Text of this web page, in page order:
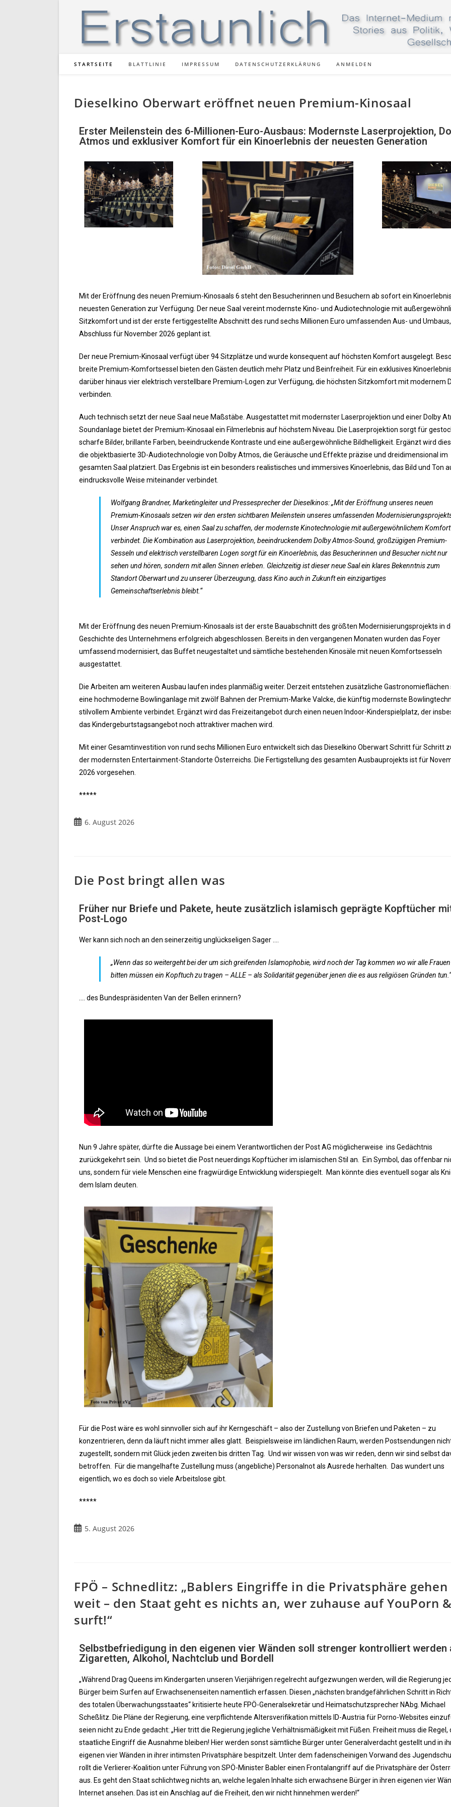
STARTSEITE BLATTLINIE IMPRESSUM DATENSCHUTZERKLÄRUNG ANMELDEN
Dieselkino Oberwart eröffnet neuen Premium-Kinosaal
Erster Meilenstein des 6-Millionen-Euro-Ausbaus: Modernste Laserprojektion,
Atmos und exklusiver Komfort für ein Kinoerlebnis der neuesten Generation
Mit der Eröffnung des neuen Premium-Kinosaals 6 steht den Besucherinnen und Besuchern ab sofort ein
neuesten Generation zur Verfügung. Der neue Saal vereint modernste Kino- und Audiotechnologie mit
Sitzkomfort und ist der erste fertiggestellte Abschnitt des rund sechs Millionen Euro umfassenden Aus- und
Abschluss für November 2026 geplant ist.
Der neue Premium-Kinosaal verfügt über 94 Sitzplätze und wurde konsequent auf höchsten Komfort ausgelegt.
breite Premium-Komfortsessel bieten den Gästen deutlich mehr Platz und Beinfreiheit. Für ein exklusives
darüber hinaus vier elektrisch verstellbare Premium-Logen zur Verfügung, die höchsten Sitzkomfort mit modernem
verbinden.
Auch technisch setzt der neue Saal neue Maßstäbe. Ausgestattet mit modernster Laserprojektion und einer Dolby
Soundanlage bietet der Premium-Kinosaal ein Filmerlebnis auf höchstem Niveau. Die Laserprojektion sorgt für
scharfe Bilder, brillante Farben, beeindruckende Kontraste und eine außergewöhnliche Bildhelligkeit. Ergänzt wird
die objektbasierte 3D-Audiotechnologie von Dolby Atmos, die Geräusche und Effekte präzise und dreidimensional im
gesamten Saal platziert. Das Ergebnis ist ein besonders realistisches und immersives Kinoerlebnis, das Bild und Ton
eindrucksvolle Weise miteinander verbindet.
Wolfgang Brandner, Marketingleiter und Pressesprecher der Dieselkinos: „Mit der Eröffnung unseres neuen
Premium-Kinosaals setzen wir den ersten sichtbaren Meilenstein unseres umfassenden
Unser Anspruch war es, einen Saal zu schaffen, der modernste Kinotechnologie mit außergewöhnlichem Komfort
verbindet. Die Kombination aus Laserprojektion, beeindruckendem Dolby Atmos-Sound, großzügigen Premium-
Sesseln und elektrisch verstellbaren Logen sorgt für ein Kinoerlebnis, das Besucherinnen und Besucher nicht nur
sehen und hören, sondern mit allen Sinnen erleben. Gleichzeitig ist dieser neue Saal ein klares Bekenntnis zum
Standort Oberwart und zu unserer Überzeugung, dass Kino auch in Zukunft ein einzigartiges
Gemeinschaftserlebnis bleibt.“
Mit der Eröffnung des neuen Premium-Kinosaals ist der erste Bauabschnitt des größten Modernisierungsprojekts in
Geschichte des Unternehmens erfolgreich abgeschlossen. Bereits in den vergangenen Monaten wurden das Foyer
umfassend modernisiert, das Buffet neugestaltet und sämtliche bestehenden Kinosäle mit neuen Komfortsesseln
ausgestattet.
Die Arbeiten am weiteren Ausbau laufen indes planmäßig weiter. Derzeit entstehen zusätzliche Gastronomieflächen
eine hochmoderne Bowlinganlage mit zwölf Bahnen der Premium-Marke Valcke, die künftig modernste
stilvollem Ambiente verbindet. Ergänzt wird das Freizeitangebot durch einen neuen Indoor-Kinderspielplatz, der
das Kindergeburtstagsangebot noch attraktiver machen wird.
Mit einer Gesamtinvestition von rund sechs Millionen Euro entwickelt sich das Dieselkino Oberwart Schritt für Schritt
der modernsten Entertainment-Standorte Österreichs. Die Fertigstellung des gesamten Ausbauprojekts ist für
2026 vorgesehen.
*****
6. August 2026
Die Post bringt allen was
Früher nur Briefe und Pakete, heute zusätzlich islamisch geprägte Kopftücher
Post-Logo
Wer kann sich noch an den seinerzeitig unglückseligen Sager ….
„Wenn das so weitergeht bei der um sich greifenden Islamophobie, wird noch der Tag kommen wo wir alle Frauen
bitten müssen ein Kopftuch zu tragen – ALLE – als Solidarität gegenüber jenen die es aus religiösen Gründen tun.“
…. des Bundespräsidenten Van der Bellen erinnern?
Nun 9 Jahre später, dürfte die Aussage bei einem Verantwortlichen der Post AG möglicherweise ins Gedächtnis
zurückgekehrt sein. Und so bietet die Post neuerdings Kopftücher im islamischen Stil an. Ein Symbol, das offenbar
uns, sondern für viele Menschen eine fragwürdige Entwicklung widerspiegelt. Man könnte dies eventuell sogar als
dem Islam deuten.
Für die Post wäre es wohl sinnvoller sich auf ihr Kerngeschäft – also der Zustellung von Briefen und Paketen – zu
konzentrieren, denn da läuft nicht immer alles glatt. Beispielsweise im ländlichen Raum, werden Postsendungen
zugestellt, sondern mit Glück jeden zweiten bis dritten Tag. Und wir wissen von was wir reden, denn wir sind selbst
betroffen. Für die mangelhafte Zustellung muss (angebliche) Personalnot als Ausrede herhalten. Das wundert uns
eigentlich, wo es doch so viele Arbeitslose gibt.
*****
5. August 2026
FPÖ – Schnedlitz: „Bablers Eingriffe in die Privatsphäre gehen
weit – den Staat geht es nichts an, wer zuhause auf YouPorn
surft!“
Selbstbefriedigung in den eigenen vier Wänden soll strenger kontrolliert werden
Zigaretten, Alkohol, Nachtclub und Bordell
„Während Drag Queens im Kindergarten unseren Vierjährigen regelrecht aufgezwungen werden, will die Regierung
Bürger beim Surfen auf Erwachsenenseiten namentlich erfassen. Diesen „nächsten brandgefährlichen Schritt in
des totalen Überwachungsstaates“ kritisierte heute FPÖ-Generalsekretär und Heimatschutzsprecher NAbg. Michael
Scheßlitz. Die Pläne der Regierung, eine verpflichtende Altersverifikation mittels ID-Austria für Porno-Websites
seien nicht zu Ende gedacht: „Hier tritt die Regierung jegliche Verhältnismäßigkeit mit Füßen. Freiheit muss die Regel,
staatliche Eingriff die Ausnahme bleiben! Hier werden sonst sämtliche Bürger unter Generalverdacht gestellt und in
eigenen vier Wänden in ihrer intimsten Privatsphäre bespitzelt. Unter dem fadenscheinigen Vorwand des
rollt die Verlierer-Koalition unter Führung von SPÖ-Minister Babler einen Frontalangriff auf die Privatsphäre der
aus. Es geht den Staat schlichtweg nichts an, welche legalen Inhalte sich erwachsene Bürger in ihren eigenen vier
Internet ansehen. Das ist ein Anschlag auf die Freiheit, den wir nicht hinnehmen werden!“